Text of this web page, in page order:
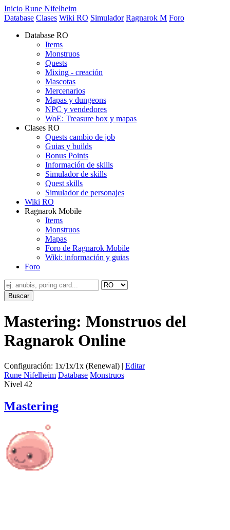
Inicio Rune Nifelheim
Database Clases Wiki RO Simulador Ragnarok M Foro
Database RO
Items
Monstruos
Quests
Mixing - creación
Mascotas
Mercenarios
Mapas y dungeons
NPC y vendedores
WoE: Treasure box y mapas
Clases RO
Quests cambio de job
Guias y builds
Bonus Points
Información de skills
Simulador de skills
Quest skills
Simulador de personajes
Wiki RO
Ragnarok Mobile
Items
Monstruos
Mapas
Foro de Ragnarok Mobile
Wiki: información y guias
Foro
Mastering: Monstruos del
Ragnarok Online
Configuración: 1x/1x/1x (Renewal) | Editar
Rune Nifelheim Database Monstruos
Nivel 42
Mastering